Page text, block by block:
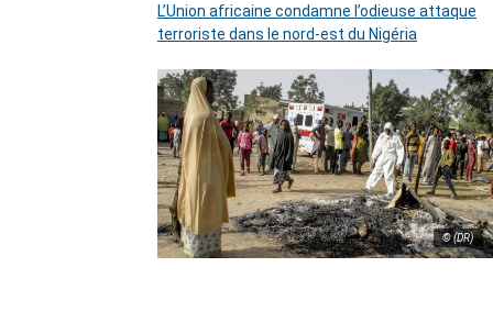
L’Union africaine condamne l’odieuse attaque
terroriste dans le nord-est du Nigéria
© (DR)